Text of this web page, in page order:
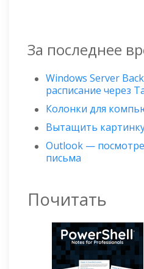
За последнее
Windows Server
расписание через
Колонки для
Вытащить
Outlook —
письма
Почитать